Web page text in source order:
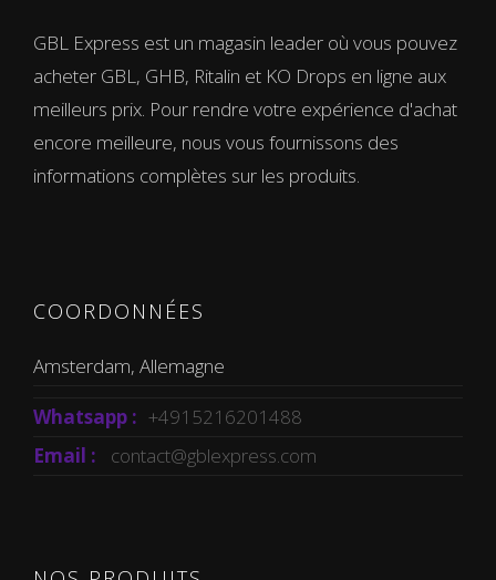
GBL Express est un magasin leader où vous pouvez
acheter GBL, GHB, Ritalin et KO Drops en ligne aux
meilleurs prix. Pour rendre votre expérience d'achat
encore meilleure, nous vous fournissons des
informations complètes sur les produits.
COORDONNÉES
Amsterdam, Allemagne
Whatsapp : +4915216201488
Email :
contact@gblexpress.com